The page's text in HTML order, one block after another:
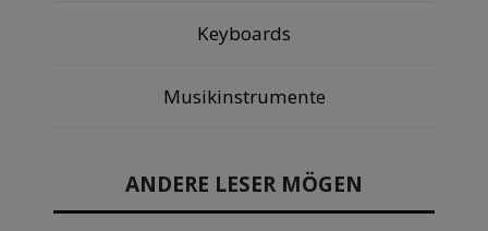
Keyboards
Musikinstrumente
ANDERE LESER MÖGEN